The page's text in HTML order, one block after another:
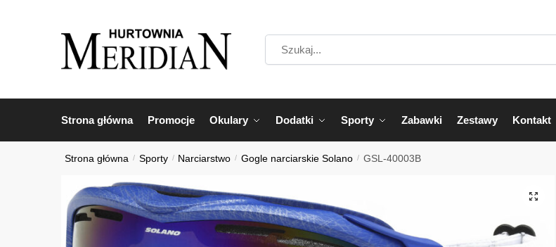
Strona główna Promocje Okulary Dodatki Sporty Zabawki Zestawy Kontakt
Strona główna / Sporty / Narciarstwo / Gogle narciarskie Solano / GSL-40003B